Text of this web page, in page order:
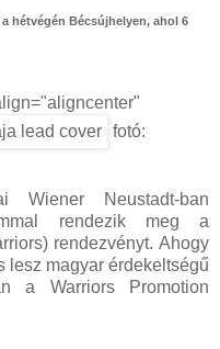
hétvégén Bécsújhelyen, ahol 6
fotó:
Wiener Neustadt-ban
rendezik meg a
rendezvényt. Ahogy
lesz magyar érdekeltségű
a Warriors Promotion